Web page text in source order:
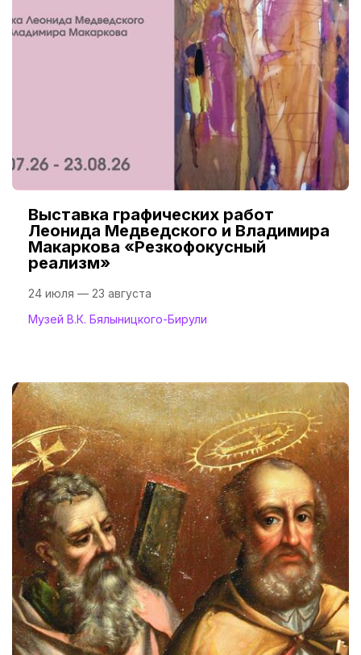
Выставка графических работ
Леонида Медведского и Владимира
Макаркова «Резкофокусный
реализм»
24 июля — 23 августа
Музей В.К. Бялыницкого-Бирули